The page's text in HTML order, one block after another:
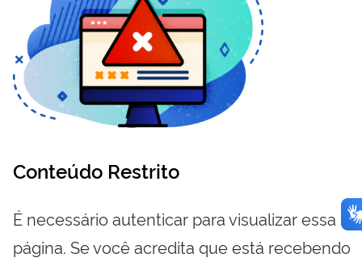
Conteúdo Restrito
É necessário autenticar para visualizar essa
página. Se você acredita que está recebendo